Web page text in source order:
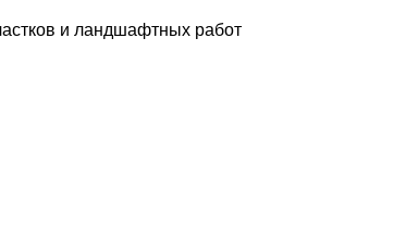
и ландшафтных работ